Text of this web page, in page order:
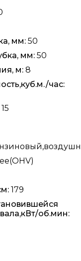
мм: 50
мм: 50
м: 8
час:
15
179
об.мин: